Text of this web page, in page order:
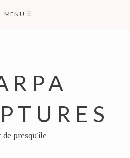
MENU ☰
de presqu'ile